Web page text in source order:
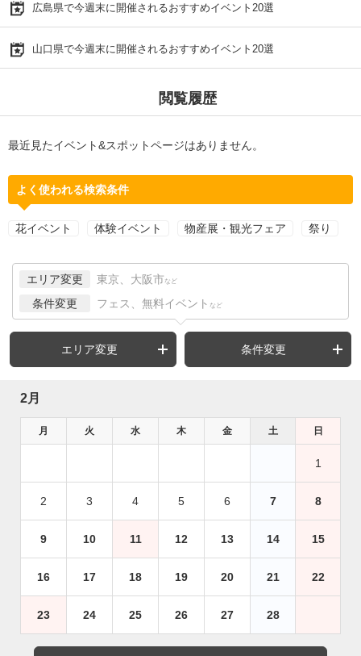
広島県で今週末に開催されるおすすめイベント20選
山口県で今週末に開催されるおすすめイベント20選
閲覧履歴
最近見たイベント&スポットページはありません。
よく使われる検索条件
花イベント 体験イベント 物産展・観光フェア 祭り
エリア変更 東京、大阪市 など
条件変更 フェス、無料イベント など
エリア変更 条件変更
2月
月 火 水 木 金 土 日
1
2 3 4 5 6 7 8
9 10 11 12 13 14 15
16 17 18 19 20 21 22
23 24 25 26 27 28